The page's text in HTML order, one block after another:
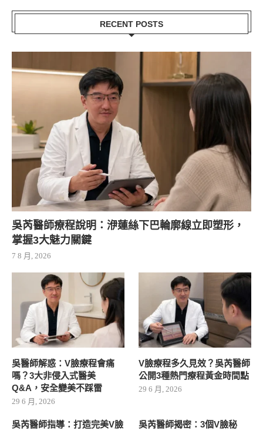
RECENT POSTS
吳芮醫師療程說明：洢蓮絲下巴輪廓線立即塑形，
掌握3大魅力關鍵
7 8 月, 2026
吳醫師解惑：V臉療程會痛
嗎？3大非侵入式醫美
Q&A，安全變美不踩雷
29 6 月, 2026
V臉療程多久見效？吳芮醫師
公開3種熱門療程黃金時間點
29 6 月, 2026
吳芮醫師指導：打造完美V臉
吳芮醫師揭密：3個V臉秘